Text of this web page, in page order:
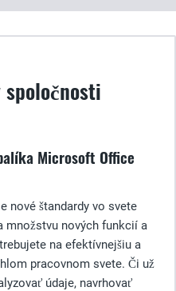
Microsoft Office
nové štandardy vo svete
množstvu nových funkcií a
na efektívnejšiu a
pracovnom svete. Či už
údaje, navrhovať